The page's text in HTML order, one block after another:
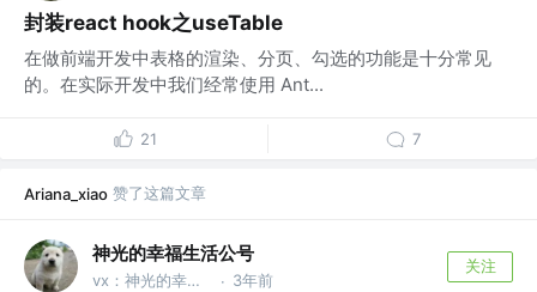
封装react hook之useTable
在做前端开发中表格的渲染、分页、勾选的功能是十分常见
的。在实际开发中我们经常使用 Ant...
21 7
Ariana_xiao 赞了这篇文章
神光的幸福生活公号
vx：神光的幸福生活 · 3年前
关注